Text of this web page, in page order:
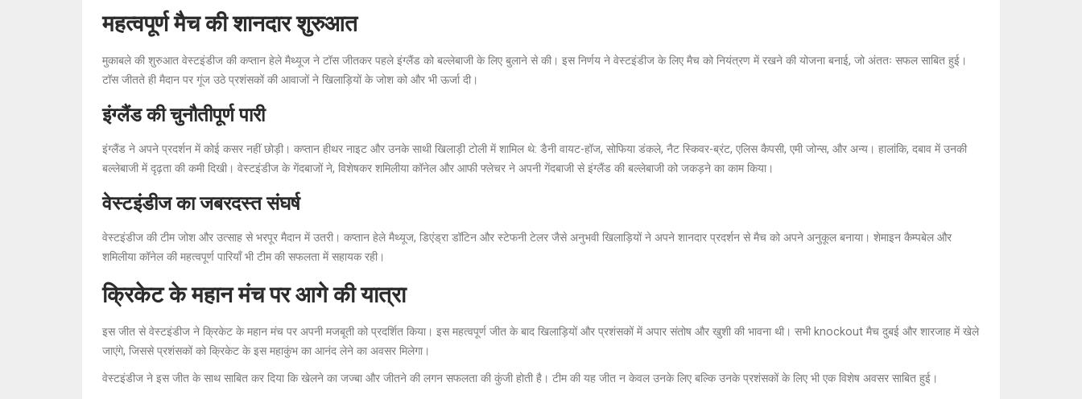
महत्वपूर्ण मैच की शानदार शुरुआत
मुकाबले की शुरुआत वेस्टइंडीज की कप्तान हेले मैथ्यूज ने टॉस जीतकर पहले इंग्लैंड को बल्लेबाजी के लिए बुलाने से की। इस निर्णय ने वेस्टइंडीज के लिए मैच को नियंत्रण में रखने की योजना बनाई, जो अंततः सफल साबित हुई।
टॉस जीतते ही मैदान पर गूंज उठे प्रशंसकों की आवाजों ने खिलाड़ियों के जोश को और भी ऊर्जा दी।
इंग्लैंड की चुनौतीपूर्ण पारी
इंग्लैंड ने अपने प्रदर्शन में कोई कसर नहीं छोड़ी। कप्तान हीथर नाइट और उनके साथी खिलाड़ी टोली में शामिल थे: डैनी वायट-हॉज, सोफिया डंकले, नैट स्किवर-ब्रंट, एलिस कैपसी, एमी जोन्स, और अन्य। हालांकि, दबाव में उनकी
बल्लेबाजी में दृढ़ता की कमी दिखी। वेस्टइंडीज के गेंदबाजों ने, विशेषकर शमिलीया कॉनेल और आफी फ्लेचर ने अपनी गेंदबाजी से इंग्लैंड की बल्लेबाजी को जकड़ने का काम किया।
वेस्टइंडीज का जबरदस्त संघर्ष
वेस्टइंडीज की टीम जोश और उत्साह से भरपूर मैदान में उतरी। कप्तान हेले मैथ्यूज, डिएंड्रा डॉटिन और स्टेफनी टेलर जैसे अनुभवी खिलाड़ियों ने अपने शानदार प्रदर्शन से मैच को अपने अनुकूल बनाया। शेमाइन कैम्पबेल और
शमिलीया कॉनेल की महत्वपूर्ण पारियाँ भी टीम की सफलता में सहायक रही।
क्रिकेट के महान मंच पर आगे की यात्रा
इस जीत से वेस्टइंडीज ने क्रिकेट के महान मंच पर अपनी मजबूती को प्रदर्शित किया। इस महत्वपूर्ण जीत के बाद खिलाड़ियों और प्रशंसकों में अपार संतोष और खुशी की भावना थी। सभी knockout मैच दुबई और शारजाह में खेले
जाएंगे, जिससे प्रशंसकों को क्रिकेट के इस महाकुंभ का आनंद लेने का अवसर मिलेगा।
वेस्टइंडीज ने इस जीत के साथ साबित कर दिया कि खेलने का जज्बा और जीतने की लगन सफलता की कुंजी होती है। टीम की यह जीत न केवल उनके लिए बल्कि उनके प्रशंसकों के लिए भी एक विशेष अवसर साबित हुई।